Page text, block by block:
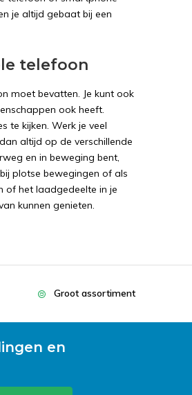
je altijd gebaat bij een
telefoon
moet bevatten. Je kunt ook
ook heeft.
te kijken. Werk je veel
altijd op de verschillende
en in beweging bent,
plotse bewegingen of als
of het laadgedeelte in je
kunnen genieten.
Groot assortiment
en